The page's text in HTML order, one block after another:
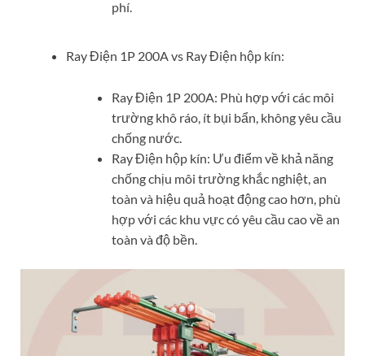
phí.
Ray Điện 1P 200A vs Ray Điện hộp kín:
Ray Điện 1P 200A: Phù hợp với các môi
trường khô ráo, ít bụi bẩn, không yêu cầu
chống nước.
Ray Điện hộp kín: Ưu điểm về khả năng
chống chịu môi trường khắc nghiệt, an
toàn và hiệu quả hoạt động cao hơn, phù
hợp với các khu vực có yêu cầu cao về an
toàn và độ bền.